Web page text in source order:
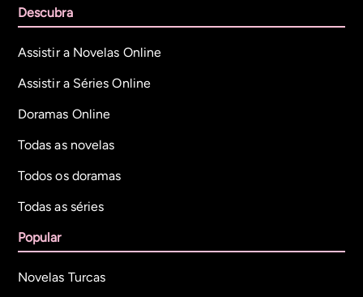
Descubra
Assistir a Novelas Online
Assistir a Séries Online
Doramas Online
Todas as novelas
Todos os doramas
Todas as séries
Popular
Novelas Turcas